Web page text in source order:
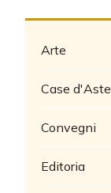
Arte
Case d'Aste
Convegni
Editoria